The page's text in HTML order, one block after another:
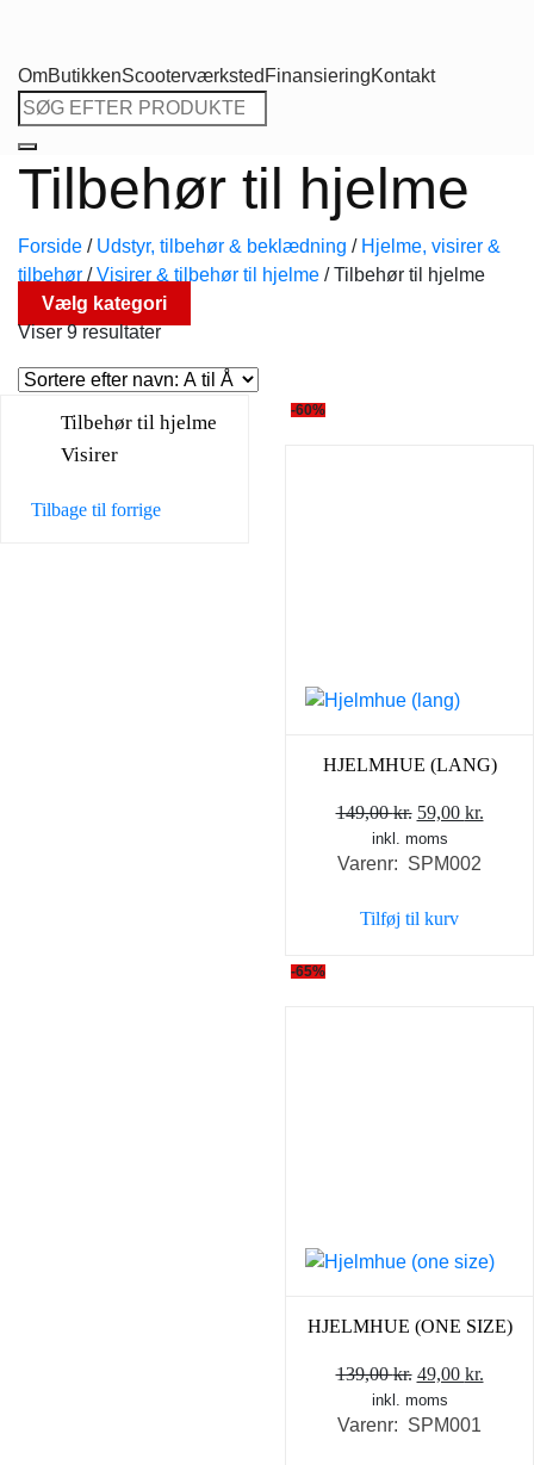
OmButikkenScooterværksted FinansieringKontakt
Søg
efter:
Tilbehør til hjelme
Forside / Udstyr, tilbehør & beklædning / Hjelme, visirer &
tilbehør / Visirer & tilbehør til hjelme /Tilbehør til hjelme
Vælg kategori
Viser 9 resultater
Tilbehør til hjelme
Visirer
Tilbage til forrige
-60%
HJELMHUE (LANG)
149,00kr. Den
oprindelige
pris
149,00 kr..
59,00 kr.
inkl. moms
Varenr: SPM002
Tilføj til kurv
-65%
HJELMHUE (ONE SIZE)
139,00kr. Den
oprindelige
pris
49,00 kr.
inkl. moms
Varenr: SPM001